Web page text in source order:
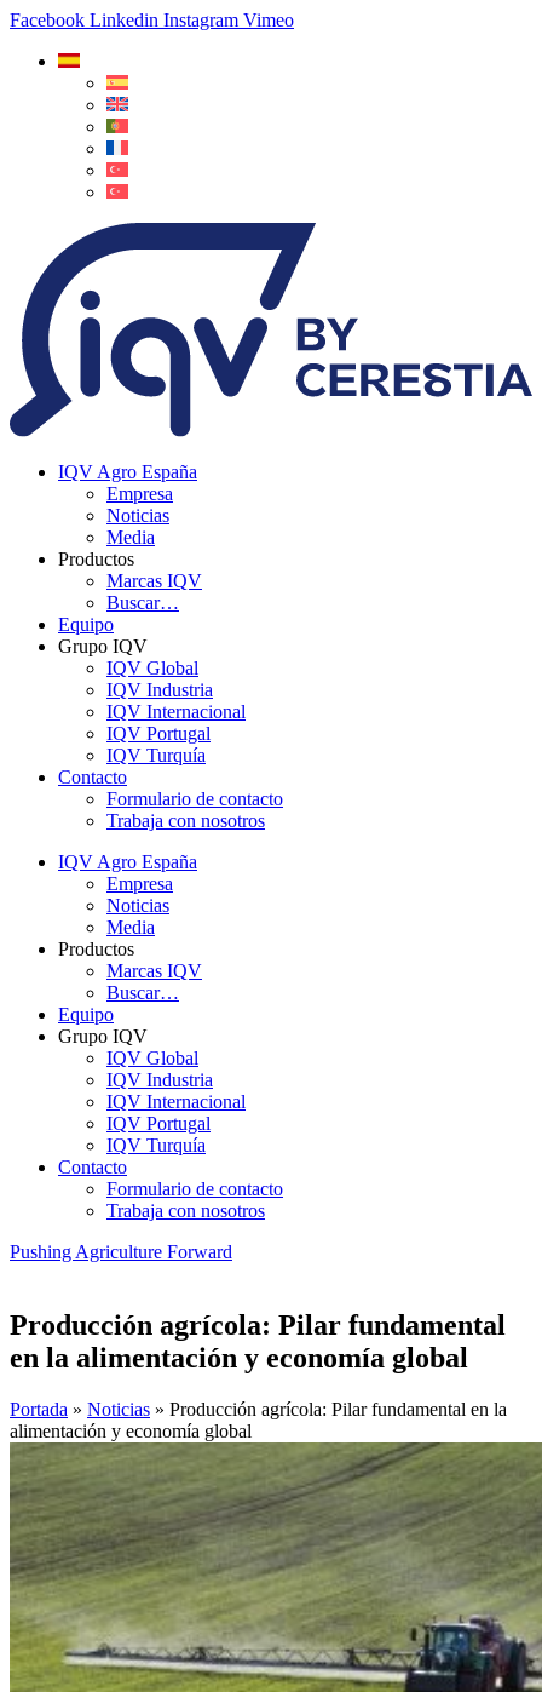
Facebook Linkedin Instagram Vimeo
IQV Agro España
Empresa
Noticias
Media
Productos
Marcas IQV
Buscar…
Equipo
Grupo IQV
IQV Global
IQV Industria
IQV Internacional
IQV Portugal
IQV Turquía
Contacto
Formulario de contacto
Trabaja con nosotros
IQV Agro España
Empresa
Noticias
Media
Productos
Marcas IQV
Buscar…
Equipo
Grupo IQV
IQV Global
IQV Industria
IQV Internacional
IQV Portugal
IQV Turquía
Contacto
Formulario de contacto
Trabaja con nosotros
Pushing Agriculture Forward
Producción agrícola: Pilar fundamental
en la alimentación y economía global
Portada » Noticias » Producción agrícola: Pilar fundamental en la
alimentación y economía global